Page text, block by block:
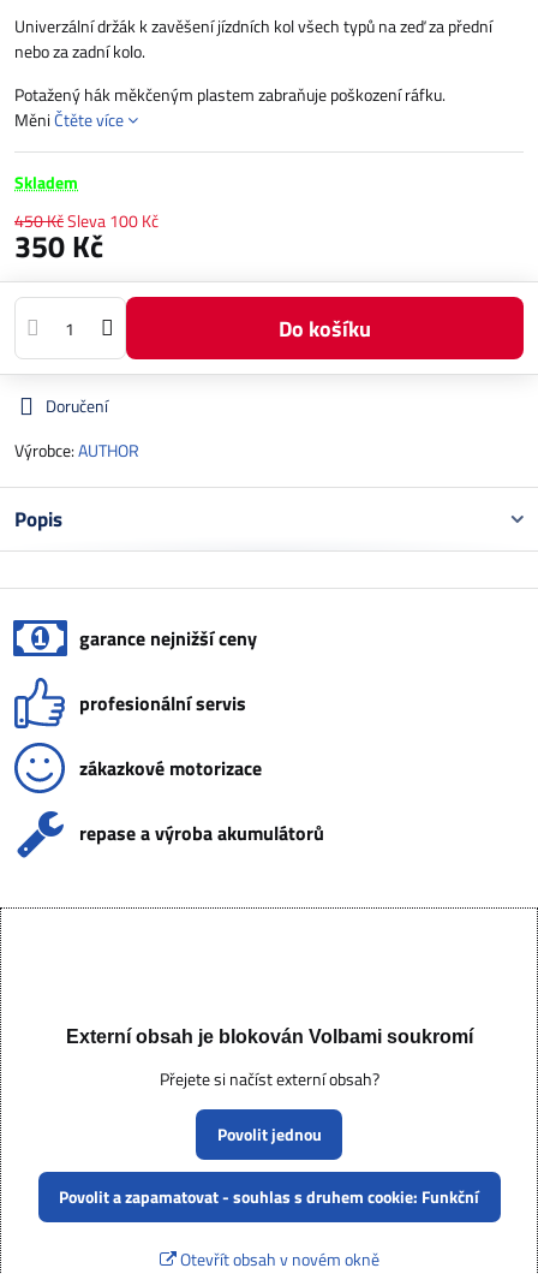
Univerzální držák k zavěšení jízdních kol všech typů na zeď za přední
nebo za zadní kolo.
Potažený hák měkčeným plastem zabraňuje poškození ráfku.
MěniČtěte více
Skladem
450 KčSleva100 Kč
350 Kč
Do košíku
Doručení
Výrobce:AUTHOR
Popis
garance nejnižší ceny
profesionální servis
zákazkové motorizace
repase a výroba akumulátorů
Externí obsah je blokován Volbami soukromí
Přejete si načíst externí obsah?
Povolit jednou
Povolit a zapamatovat - souhlas s druhem cookie: Funkční
Otevřít obsah v novém okně